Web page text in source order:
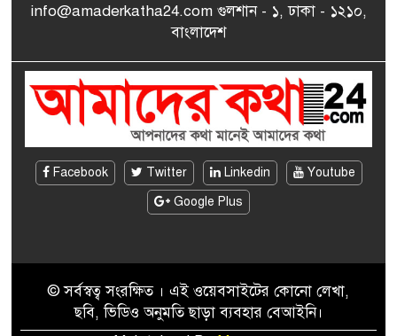
এমপি মমতাজ আলোকে
জেলা প্রবাসী এসোসিয়েশন’
বেদে সম্প্রদায় নিয়ে প্যারিসে
তথ্য-চলচ্চিত্র “ভাসমান জীবন”
info@amaderkatha24.com গুলশান - ১, ঢাকা - ১২১০,
বাংলাদেশ
Facebook Twitter Linkedin
Youtube
Google Plus
© সর্বস্বত্ব সংরক্ষিত । এই ওয়েবসাইটের কোনো লেখা,
ছবি, ভিডিও অনুমতি ছাড়া ব্যবহার বেআইনি।